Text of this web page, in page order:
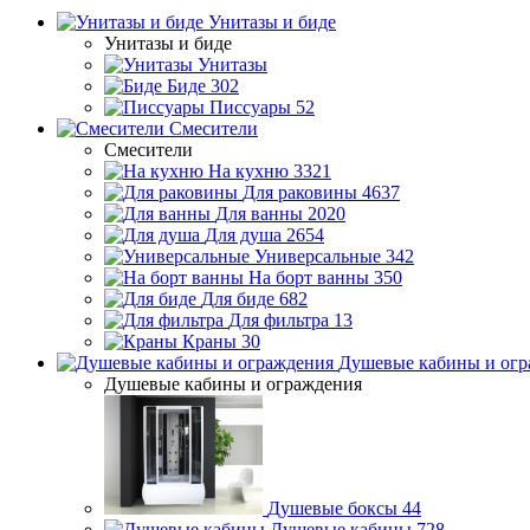
Унитазы и биде
Унитазы и биде
Унитазы
Биде 302
Писсуары 52
Смесители
Смесители
На кухню 3321
Для раковины 4637
Для ванны 2020
Для душа 2654
Универсальные 342
На борт ванны 350
Для биде 682
Для фильтра 13
Краны 30
Душевые кабины и
Душевые кабины и ограждения
Душевые боксы 44